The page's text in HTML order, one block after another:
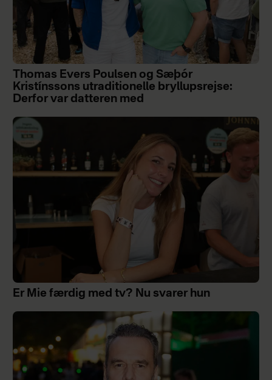
Thomas Evers Poulsen og Sæþór
Kristínssons utraditionelle bryllupsrejse:
Derfor var datteren med
Er Mie færdig med tv? Nu svarer hun